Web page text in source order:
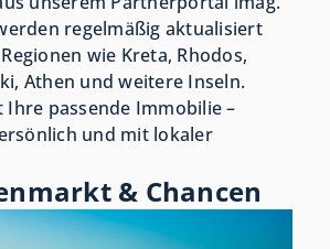
regelmäßig aktualisiert
wie Kreta, Rhodos,
Athen und weitere Inseln.
Ihre passende Immobilie –
und mit lokaler
& Chancen